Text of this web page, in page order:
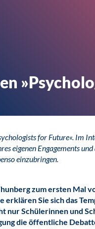
for Future«. Im
eigenen Engagements
einzubringen.
zum ersten Mal
Sie sich das
nur Schülerinnen und
die öffentliche